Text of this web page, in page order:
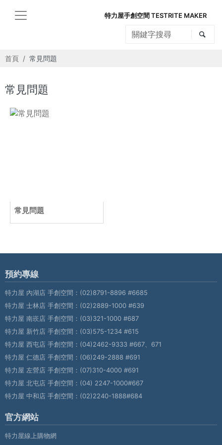
特力屋手創空間 TESTRITE MAKER
首頁 常見問題
常見問題
常見問題
預約專線
特力屋 內湖店 手創空間： (02)8791-8896 #6685
特力屋 士林店 手創空間： (02)2889-1000 #639
特力屋 南崁店 手創空間： (03)321-1000 #687
特力屋 新竹店 手創空間： (03)575-1234 #615
特力屋 西屯店 手創空間： (04)2462-9333 #667、671
特力屋 仁德店 手創空間： (06)249-2888 #691
特力屋 左營店 手創空間： (07)310-4000 #691
特力屋 北屯店 手創空間： (04) 2247-1000#667
特力屋 中和店 手創空間： (02)2240-1888#684
官方網站
特力屋線上購物網